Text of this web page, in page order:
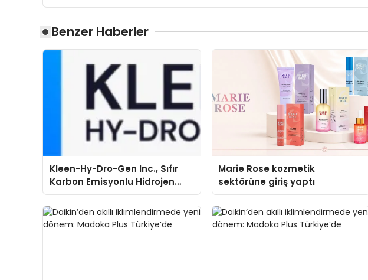
Benzer Haberler
Kleen-Hy-Dro-Gen Inc., Sıfır
Karbon Emisyonlu Hidrojen
Isıtma Teknolojisinde ISO ve
TSSA Düzenleyici Onaylarını
Aldı
Marie Rose kozmetik
sektörüne giriş yaptı